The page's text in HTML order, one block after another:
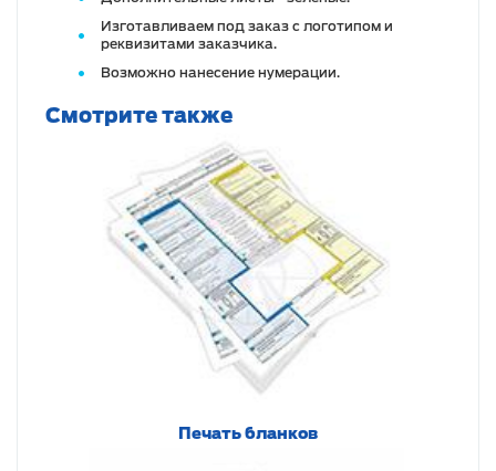
Изготавливаем под заказ с логотипом и
реквизитами заказчика.
Возможно нанесение нумерации.
Смотрите также
Печать бланков